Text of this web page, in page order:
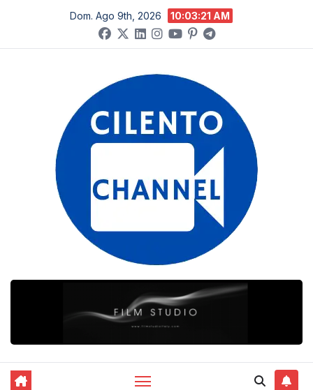
contenuto
Dom. Ago 9th, 2026 10:03:22 AM